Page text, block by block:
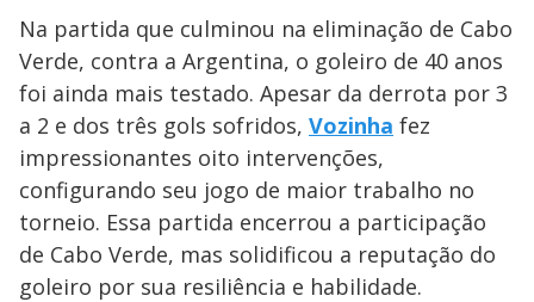
Na partida que culminou na eliminação de Cabo
Verde, contra a Argentina, o goleiro de 40 anos
foi ainda mais testado. Apesar da derrota por 3
a 2 e dos três gols sofridos, Vozinha fez
impressionantes oito intervenções,
configurando seu jogo de maior trabalho no
torneio. Essa partida encerrou a participação
de Cabo Verde, mas solidificou a reputação do
goleiro por sua resiliência e habilidade.